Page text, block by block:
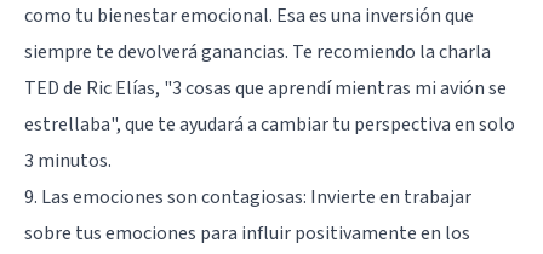
como tu bienestar emocional. Esa es una inversión que
siempre te devolverá ganancias. Te recomiendo la charla
TED de Ric Elías, "3 cosas que aprendí mientras mi avión se
estrellaba", que te ayudará a cambiar tu perspectiva en solo
3 minutos.
9. Las emociones son contagiosas: Invierte en trabajar
sobre tus emociones para influir positivamente en los